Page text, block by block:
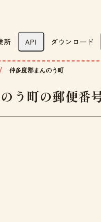
所 API ダウンロード
仲多度郡まんのう町
う町の郵便番